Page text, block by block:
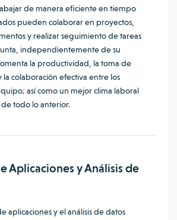
de manera eficiente en tiempo
pueden colaborar en proyectos,
y realizar seguimiento de tareas
independientemente de su
la productividad, la toma de
la colaboración efectiva entre los
así como un mejor clima laboral
todo lo anterior.
Aplicaciones y Análisis de
aplicaciones y el análisis de datos